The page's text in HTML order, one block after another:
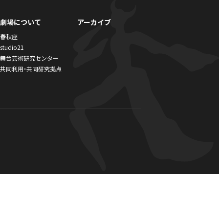
劇場について
春秋座
studio21
舞台芸術研究センター
共同利用・共同研究拠点
アーカイブ